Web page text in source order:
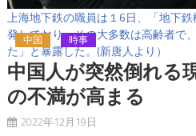
上海地下鉄の職員は１6日、「地下
発しており、その大多数は高齢者で
た」と暴露した。(新唐人より）
中国 時事
中国人が突然倒れ
の不満が高まる
2022年12月19日